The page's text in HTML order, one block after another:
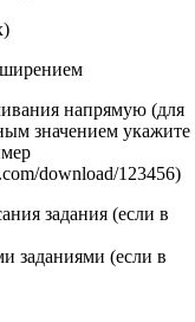
напрямую (для
значением укажите
/download/123456)
задания (если в
заданиями (если в